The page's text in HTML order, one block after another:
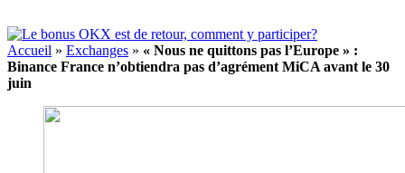
Accueil » Exchanges » « Nous ne quittons pas l’Europe » :
Binance France n’obtiendra pas d’agrément MiCA avant le 30
juin